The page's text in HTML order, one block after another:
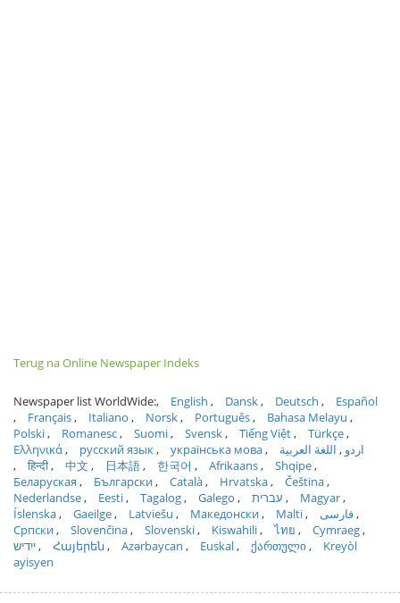
Terug na Online Newspaper Indeks
Newspaper list WorldWide: English Dansk Deutsch
Español
Français
Italiano Norsk Português
Bahasa Melayu
Polski
Romanesc Suomi Svensk Tiếng Việt
Türkçe
Ελληνικά
русский язык українська мова اردو
اللغة العربية
हिन्दी
中文 日本語 한국어 Afrikaans
Shqipe
Беларуская
Български Català Hrvatska
Čeština
Nederlandse
Eesti Tagalog Galego עברית
Magyar
Íslenska
Gaeilge Latviešu Македонски Malti
فارسی
Српски
Slovenčina Slovenski Kiswahili ไทย
Cymraeg
ייִדיש
Հայերեն Azərbaycan Euskal ქართული
Kreyòl
ayisyen